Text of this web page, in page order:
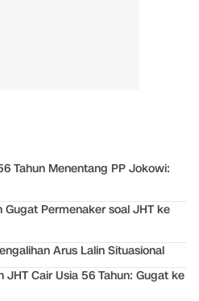
Tahun Menentang PP Jokowi:
Gugat Permenaker soal JHT ke
Arus Lalin Situasional
Cair Usia 56 Tahun: Gugat ke